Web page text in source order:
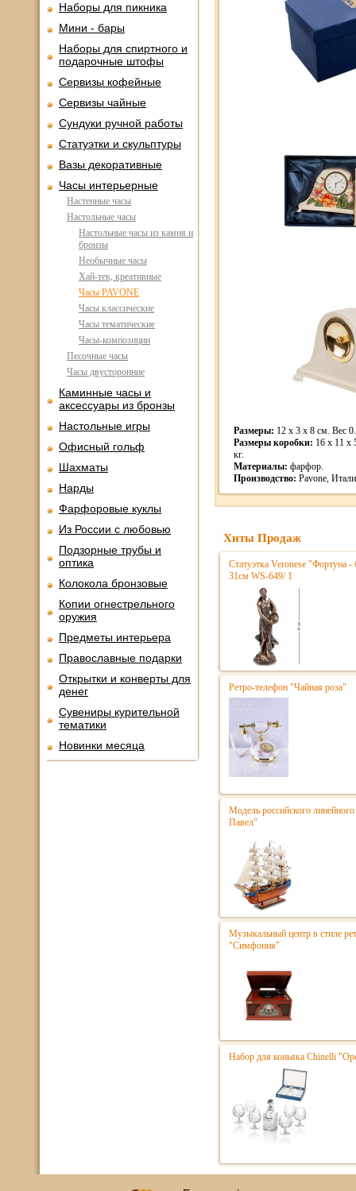
Наборы для пикника
Мини - бары
Наборы для спиртного и
подарочные штофы
Сервизы кофейные
Сервизы чайные
Сундуки ручной работы
Статуэтки и скульптуры
Вазы декоративные
Часы интерьерные
Настенные часы
Настольные часы
Настольные часы из камня и
бронзы
Необычные часы
Хай-тек, креативные
Часы PAVONE
Часы классические
Часы тематические
Часы-композиции
Песочные часы
Часы двусторонние
Каминные часы и
аксессуары из бронзы
Настольные игры
Офисный гольф
Шахматы
Нарды
Фарфоровые куклы
Из России с любовью
Подзорные трубы и
оптика
Колокола бронзовые
Копии огнестрельного
оружия
Предметы интерьера
Православные подарки
Открытки и конверты для
денег
Сувениры курительной
тематики
Новинки месяца
Размеры: 12 x 3 x 8 см. Вес
Размеры коробки: 16 x 11 x
кг.
Материалы: фарфор.
Производство: Pavone,
Хиты Продаж
Статуэтка Veronese "Фортуна
31см WS-649/ 1
Ретро-телефон "Чайная роза"
Модель российского
Павел"
Музыкальный центр в стиле
"Симфония"
Набор для коньяка Chinelli